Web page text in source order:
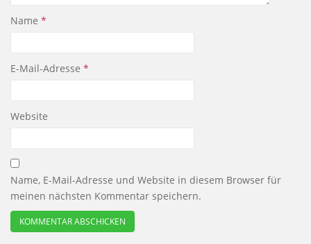
Name *
E-Mail-Adresse *
Website
Name, E-Mail-Adresse und Website in diesem Browser für
meinen nächsten Kommentar speichern.